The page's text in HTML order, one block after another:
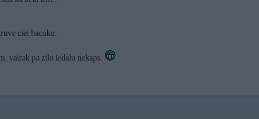
ciet bacoku.
vairak pa zilo iedalu nekaps.